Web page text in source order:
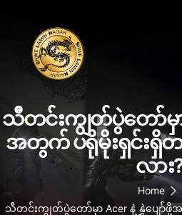
သီတင်းကျွတ်ပွဲတော်မှာ
အတွက် ပရိုမိုးရှင်းရှိတ
လား
Home
သီတင်းကျွတ်ပွဲတော်မှာ Acer နဲ့ နွှဲပျော်